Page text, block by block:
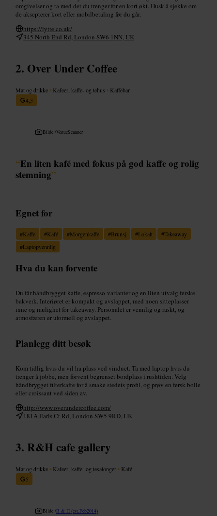
omgivelser og ta med det du trenger for en kort økt. Husk å sjekke om
de aksepterer kort eller mobilbetaling før du går.
https://lytte.co.uk/
345 North End Rd, London SW6 1NN, UK
Over Under Coffee
Mat og drikke • Kafeer, kaffe- og tehus • Kaffebar
4,3
Bilde /VenueScanner
“En liten kafé med fokus på god kaffe og rolig
stemning”
Egnet for
#Kaffe #Kafé #Morgenkaffe #Brunsj #Lokalt #Takeaway
#Laptopvennlig
Hva du kan forvente
Du får håndbrygget kaffe, espresso-varianter og en liten utvalg ferske
bakverk. Interiøret er kompakt og avslappet, med noen sitteplasser
inne og mulighet for takeaway. Personalet er vennlig og raskt, og
atmosfæren er uformell og avslappet.
Planlegg ditt besøk
Kom tidlig hvis du vil ha plass ved vinduet. Ta med laptop hvis du
trenger å jobbe, men forvent begrenset bordplass i rushtiden. Velg
håndbrygget filterkaffe for å smake stedets profil, og prøv en fersk bolle
eller croissant ved siden av.
http://www.overundercoffee.com/
181A Earls Ct Rd, London SW5 9RD, UK
R&H cafe gallery
Mat og drikke • Kafeer, kaffe- og tesalonger • Kafé
5
Bilde /R & H (est.Feb2014)